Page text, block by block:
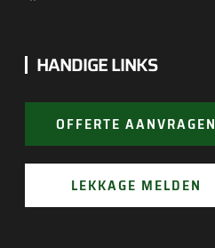
HANDIGE LINKS
OFFERTE AANVRAGEN
LEKKAGE MELDEN